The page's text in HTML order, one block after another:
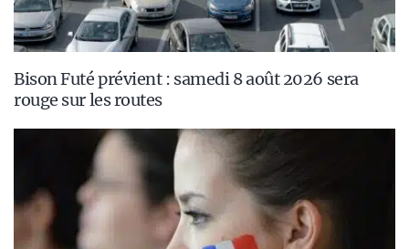
Bison Futé prévient : samedi 8 août 2026 sera
rouge sur les routes